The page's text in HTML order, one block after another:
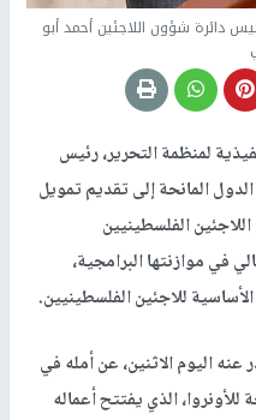
دائرة شؤون اللاجئين أحمد أبو
لمنظمة التحرير، رئيس
المانحة إلى تقديم تمويل
الفلسطينيين
في موازنتها البرامجية،
للاجئين الفلسطينيين.
اليوم الاثنين، عن أمله في
الذي يفتتح أعماله